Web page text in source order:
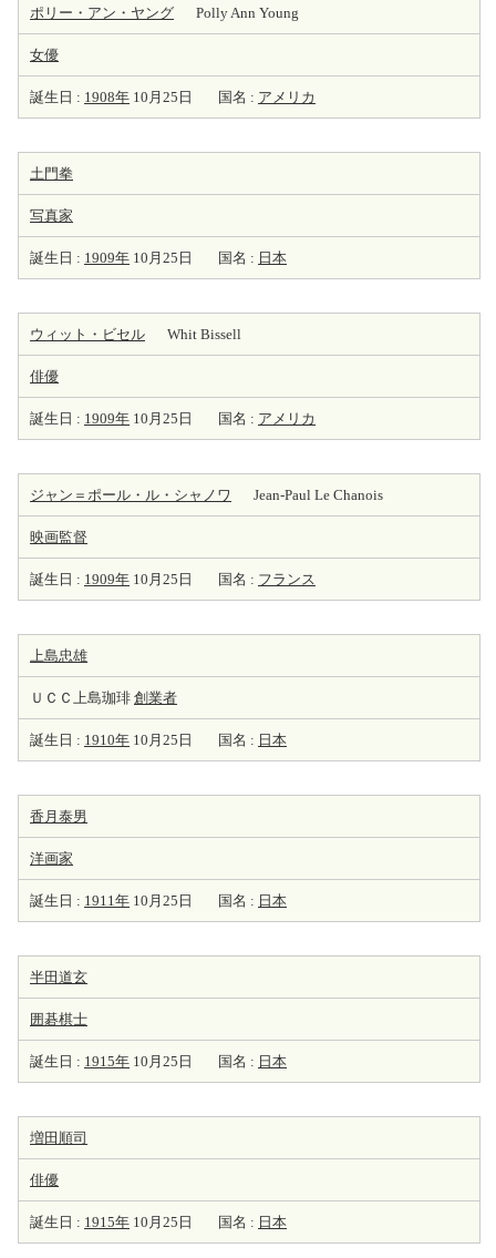
ポリー・アン・ヤング Polly Ann Young
女優
誕生日 : 1908年 10月25日 国名 : アメリカ
土門拳
写真家
誕生日 : 1909年 10月25日 国名 : 日本
ウィット・ビセル Whit Bissell
俳優
誕生日 : 1909年 10月25日 国名 : アメリカ
ジャン＝ポール・ル・シャノワ Jean-Paul Le Chanois
映画監督
誕生日 : 1909年 10月25日 国名 : フランス
上島忠雄
ＵＣＣ上島珈琲 創業者
誕生日 : 1910年 10月25日 国名 : 日本
香月泰男
洋画家
誕生日 : 1911年 10月25日 国名 : 日本
半田道玄
囲碁棋士
誕生日 : 1915年 10月25日 国名 : 日本
増田順司
俳優
誕生日 : 1915年 10月25日 国名 : 日本